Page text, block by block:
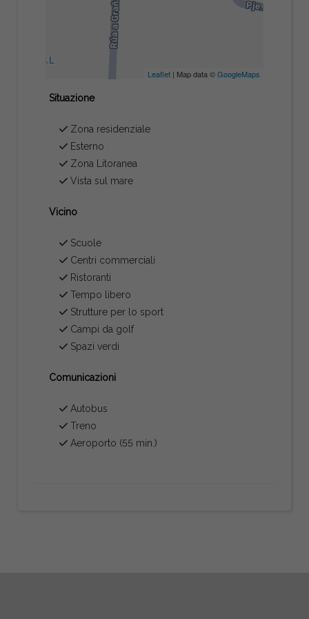
Leaflet| Map data ©GoogleMaps
Situazione
Zona residenziale
Esterno
Zona Litoranea
Vista sul mare
Vicino
Scuole
Centri commerciali
Ristoranti
Tempo libero
Strutture per lo sport
Campi da golf
Spazi verdi
Comunicazioni
Autobus
Treno
Aeroporto (55 min.)